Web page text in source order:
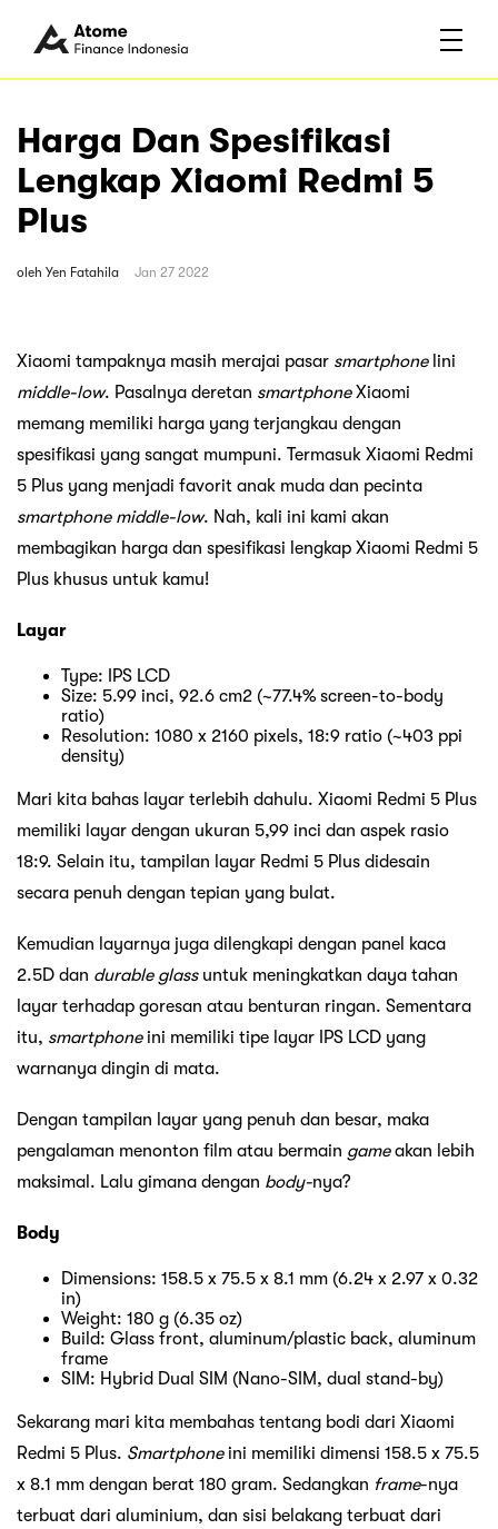
Harga Dan Spesifikasi
Lengkap Xiaomi Redmi 5
Plus
oleh Yen Fatahila Jan 27 2022
Xiaomi tampaknya masih merajai pasar smartphonelini
middle-low. Pasalnya deretan smartphoneXiaomi
memang memiliki harga yang terjangkau dengan
spesifikasi yang sangat mumpuni. Termasuk Xiaomi Redmi
5 Plus yang menjadi favorit anak muda dan pecinta
smartphone middle-low. Nah, kali ini kami akan
membagikan harga dan spesifikasi lengkap Xiaomi Redmi 5
Plus khusus untuk kamu!
Layar
Type: IPS LCD
Size: 5.99 inci, 92.6 cm2 (~77.4% screen-to-body
ratio)
Resolution: 1080 x 2160 pixels, 18:9 ratio (~403 ppi
density)
Mari kita bahas layar terlebih dahulu. Xiaomi Redmi 5 Plus
memiliki layar dengan ukuran 5,99 inci dan aspek rasio
18:9. Selain itu, tampilan layar Redmi 5 Plus didesain
secara penuh dengan tepian yang bulat.
Kemudian layarnya juga dilengkapi dengan panel kaca
2.5D dan durable glassuntuk meningkatkan daya tahan
layar terhadap goresan atau benturan ringan. Sementara
itu, smartphoneini memiliki tipe layar IPS LCD yang
warnanya dingin di mata.
Dengan tampilan layar yang penuh dan besar, maka
pengalaman menonton film atau bermain gameakan lebih
maksimal. Lalu gimana dengan body-nya?
Body
Dimensions: 158.5 x 75.5 x 8.1 mm (6.24 x 2.97 x 0.32
in)
Weight: 180 g (6.35 oz)
Build: Glass front, aluminum/plastic back, aluminum
frame
SIM: Hybrid Dual SIM (Nano-SIM, dual stand-by)
Sekarang mari kita membahas tentang bodi dari Xiaomi
Redmi 5 Plus. Smartphoneini memiliki dimensi 158.5 x 75.5
x 8.1 mm dengan berat 180 gram. Sedangkan frame-nya
terbuat dari aluminium, dan sisi belakang terbuat dari